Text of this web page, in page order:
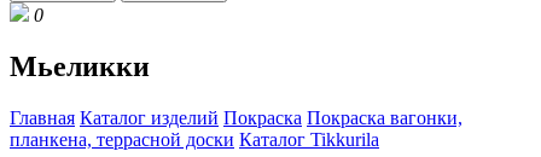
0
Мьеликки
Главная Каталог изделий Покраска Покраска вагонки,
планкена, террасной доски Каталог Tikkurila